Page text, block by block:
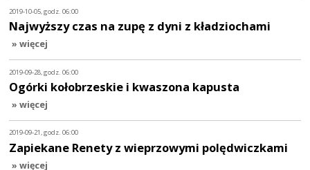
2019-10-05, godz. 06:00
Najwyższy czas na zupę z dyni z kładziochami
» więcej
2019-09-28, godz. 06:00
Ogórki kołobrzeskie i kwaszona kapusta
» więcej
2019-09-21, godz. 06:00
Zapiekane Renety z wieprzowymi polędwiczkami
» więcej